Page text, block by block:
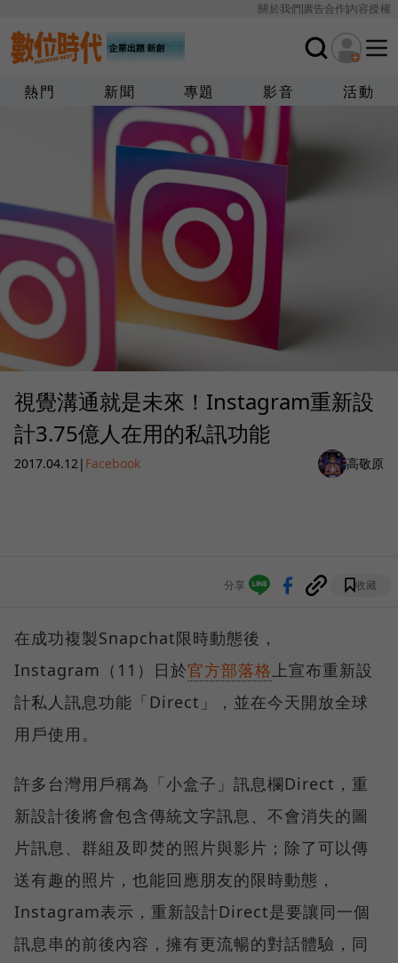
關於我們廣告合作內容授權
熱門 新聞 專題 影音 活動
視覺溝通就是未來！Instagram重新設
計3.75億人在用的私訊功能
2017.04.12| Facebook 高敬原
分享 收藏
在成功複製Snapchat限時動態後，
Instagram（11）日於官方部落格 上宣布重新設
計私人訊息功能「Direct」，並在今天開放全球
用戶使用。
許多台灣用戶稱為「小盒子」訊息欄Direct，重
新設計後將會包含傳統文字訊息、不會消失的圖
片訊息、群組及即焚的照片與影片；除了可以傳
送有趣的照片，也能回應朋友的限時動態，
Instagram表示，重新設計Direct是要讓同一個
訊息串的前後內容，擁有更流暢的對話體驗，同